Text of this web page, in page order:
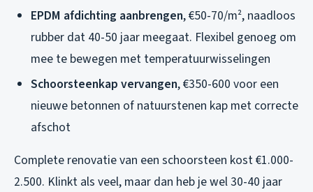
EPDM afdichting aanbrengen, €50-70/m², naadloos
rubber dat 40-50 jaar meegaat. Flexibel genoeg om
mee te bewegen met temperatuurwisselingen
Schoorsteenkap vervangen, €350-600 voor een
nieuwe betonnen of natuurstenen kap met correcte
afschot
Complete renovatie van een schoorsteen kost €1.000-
2.500. Klinkt als veel, maar dan heb je wel 30-40 jaar